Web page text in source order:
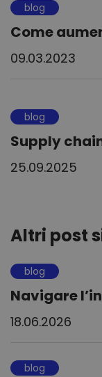
blog
Come
09.03.2023
blog
Supply
25.09.2025
Altri post
blog
Navigare
18.06.2026
blog